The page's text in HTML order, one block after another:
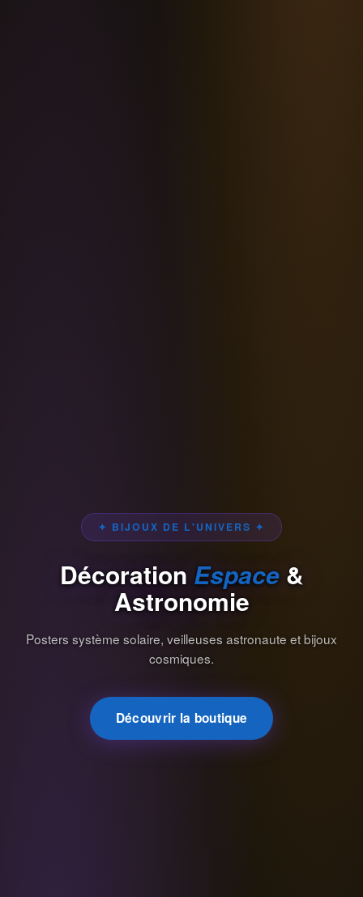
✦ BIJOUX DE L'UNIVERS ✦
Décoration Espace&
Astronomie
Posters système solaire, veilleuses astronaute et bijoux
cosmiques.
Découvrir la boutique